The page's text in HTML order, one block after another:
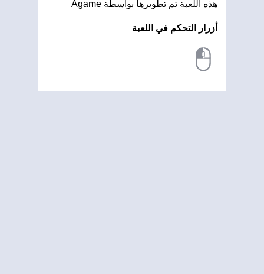
هذه اللعبة تم تطويرها بواسطة Agame
أزرار التحكم في اللعبة